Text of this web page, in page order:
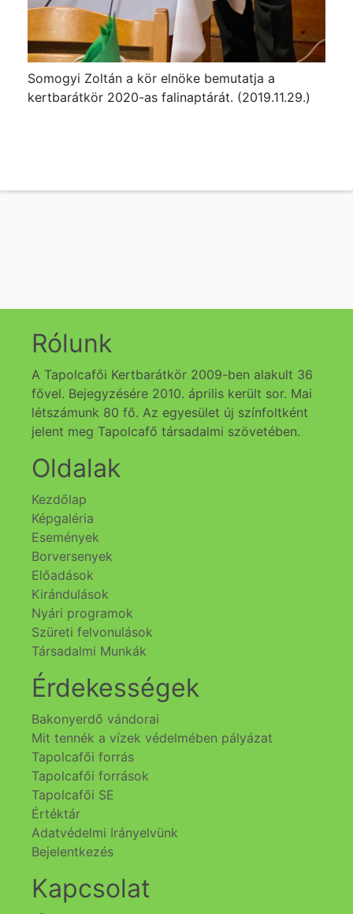
Somogyi Zoltán a kör elnöke bemutatja a
kertbarátkör 2020-as falinaptárát. (2019.11.29.)
Rólunk
A Tapolcafői Kertbarátkör 2009-ben alakult 36
fővel. Bejegyzésére 2010. április került sor. Mai
létszámunk 80 fő. Az egyesület új színfoltként
jelent meg Tapolcafő társadalmi szövetében.
Oldalak
Kezdőlap
Képgaléria
Események
Borversenyek
Előadások
Kirándulások
Nyári programok
Szüreti felvonulások
Társadalmi Munkák
Érdekességek
Bakonyerdő vándorai
Mit tennék a vízek védelmében pályázat
Tapolcafői forrás
Tapolcafői források
Tapolcafői SE
Értéktár
Adatvédelmi Irányelvünk
Bejelentkezés
Kapcsolat